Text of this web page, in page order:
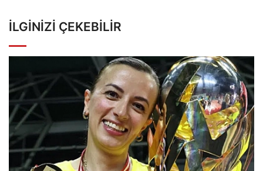
İLGINIZI ÇEKEBILIR